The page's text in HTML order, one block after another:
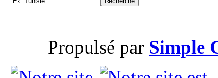
Propulsé par Simple